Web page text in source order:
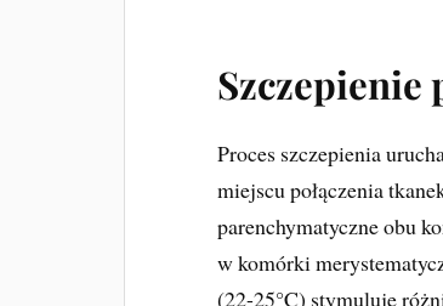
Proces szczepienia
miejscu połączenia
parenchymatyczne obu
w komórki
(22-25°C) stymuluje